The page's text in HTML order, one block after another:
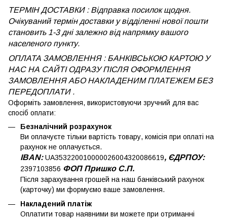
ТЕРМІН ДОСТАВКИ : Відправка посилок щодня.
Очікуваний термін доставки у відділенні нової пошти
становить 1-3 дні залежно від напрямку вашого
населеного пункту.
ОПЛАТА ЗАМОВЛЕННЯ : БАНКІВСЬКОЮ КАРТОЮ У
НАС НА САЙТІ ОДРАЗУ ПІСЛЯ ОФОРМЛЕННЯ
ЗАМОВЛЕННЯ АБО НАКЛАДЕНИМ ПЛАТЕЖЕМБЕЗ
ПЕРЕДОПЛАТИ .
Оформіть замовлення, використовуючи зручний для вас
спосіб оплати:
Безналічний розрахунок
Ви оплачуєте тільки вартість товару, комісія при оплаті на
рахунок не оплачується.
IBAN:UA353220010000026004320086619, ЄДРПОУ:
2397103856 ФОП Пришко С.П.
Після зарахування грошей на наш банківський рахунок
(карточку) ми формуємо ваше замовлення.
Накладений платіж
Оплатити товар наявними ви можете при отриманні